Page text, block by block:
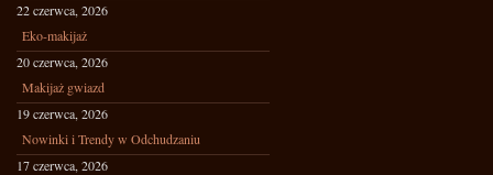
22 czerwca, 2026
Eko-makijaż
20 czerwca, 2026
Makijaż gwiazd
19 czerwca, 2026
Nowinki i Trendy w Odchudzaniu
17 czerwca, 2026